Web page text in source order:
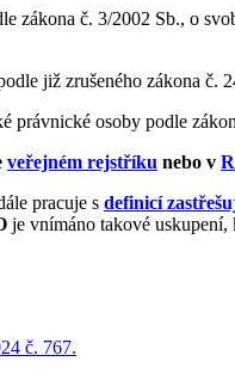
zákona č. 3/2002 Sb., o
již zrušeného zákona č.
právnické osoby podle
veřejném rejstříku nebo v
pracuje s definicí
je vnímáno takové
č. 767.